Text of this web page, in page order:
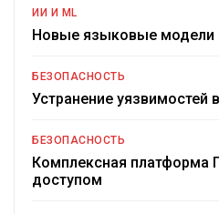
ИИ И ML
Новые языковые модели
БЕЗОПАСНОСТЬ
Устранение уязвимостей
БЕЗОПАСНОСТЬ
Комплексная платформа
доступом